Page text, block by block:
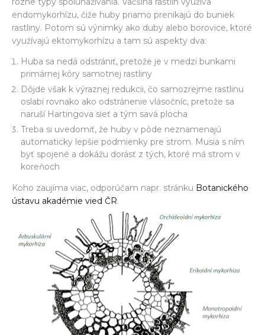
endomykorhízu, čiže huby priamo prenikajú do buniek
rastliny. Potom sú výnimky ako duby alebo borovice, ktoré
využívajú ektomykorhízu a tam sú aspekty dva:
Huba sa nedá odstrániť, pretože je v medzi bunkami
primárnej kôry samotnej rastliny
Dôjde však k výraznej redukcii, čo samozrejme rastlinu
oslabí rovnako ako odstránenie vlásočníc, pretože sa
naruší Hartingova sieť a tým savá plocha
Treba si uvedomiť, že huby v pôde neznamenajú
automaticky lepšie podmienky pre strom. Musia s ním
byť spojené a dokážu dorásť z tých, ktoré má strom v
koreňoch
Koho zaujíma viac, odporúčam napr. stránku Botanického
ústavu akadémie vied ČR.